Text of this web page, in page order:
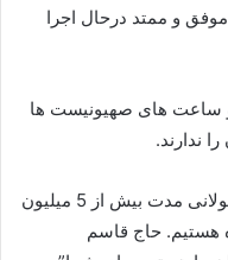
و ممتد درحال اجرا
و ساعت های صهیونیست ها
ندارند.
از ابتدای موج 63 تاکنون شاهد حبس طولانی مدت بیش از 5 میلیون
هستیم. حاج قاسم